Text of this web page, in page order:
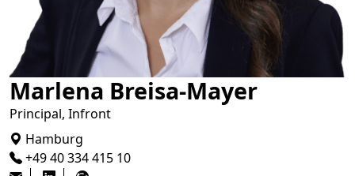
Marlena Breisa-Mayer
Principal, Infront
Hamburg
+49 40 334 415 10